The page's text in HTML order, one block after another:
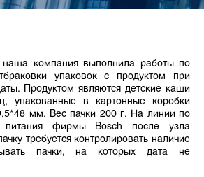
компания выполнила работы по
упаковок с продуктом при
Продуктом являются детские каши
упакованные в картонные коробки
мм. Вес пачки 200 г. На линии по
питания фирмы Bosch после узла
требуется контролировать наличие
пачки, на которых дата не